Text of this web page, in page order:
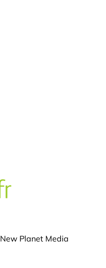
New Planet Media